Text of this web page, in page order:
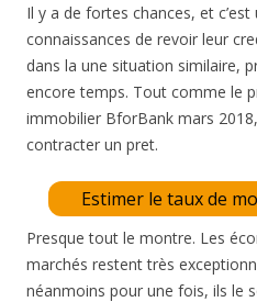
Il y a de fortes chances, et
connaissances de revoir leur
dans la une situation similaire,
encore temps. Tout comme le
immobilier BforBank mars 2018,
contracter un pret.
Estimer le taux de
Presque tout le montre. Les
marchés restent très
néanmoins pour une fois, ils le